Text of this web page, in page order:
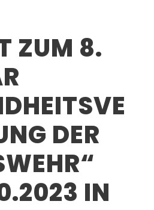
ZUM 8.
DER
IN